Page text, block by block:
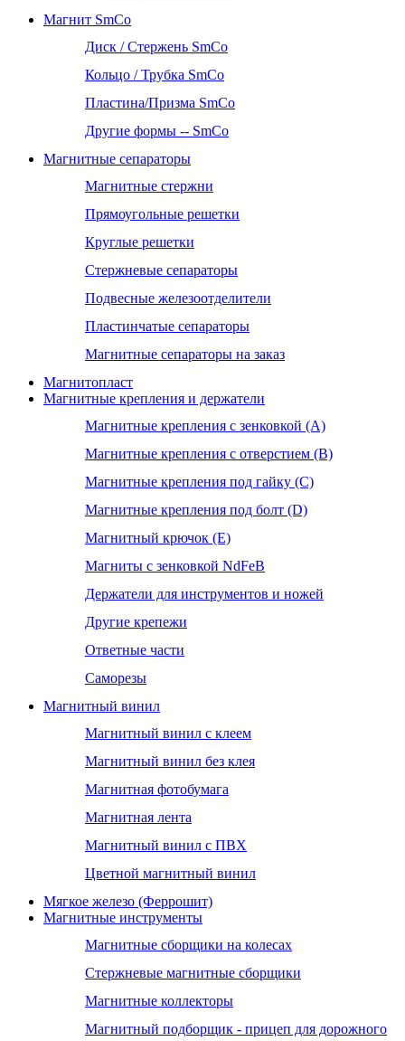
Магнит SmCo
Диск / Стержень SmCo
Кольцо / Трубка SmCo
Пластина/Призма SmCo
Другие формы -- SmCo
Магнитные сепараторы
Магнитные стержни
Прямоугольные решетки
Круглые решетки
Стержневые сепараторы
Подвесные железоотделители
Пластинчатые сепараторы
Магнитные сепараторы на заказ
Магнитопласт
Магнитные крепления и держатели
Магнитные крепления с зенковкой (А)
Магнитные крепления с отверстием (В)
Магнитные крепления под гайку (С)
Магнитные крепления под болт (D)
Магнитный крючок (Е)
Магниты с зенковкой NdFeB
Держатели для инструментов и ножей
Другие крепежи
Ответные части
Саморезы
Магнитный винил
Магнитный винил с клеем
Магнитный винил без клея
Магнитная фотобумага
Магнитная лента
Магнитный винил с ПВХ
Цветной магнитный винил
Мягкое железо (Феррошит)
Магнитные инструменты
Магнитные сборщики на колесах
Стержневые магнитные сборщики
Магнитные коллекторы
Магнитный подборщик - прицеп для дорожного